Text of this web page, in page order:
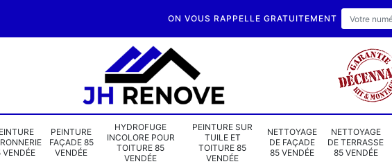
ON VOUS RAPPELLE GRATUITEMENT
VENDÉE
PEINTURE
FAÇADE 85
VENDÉE
HYDROFUGE
INCOLORE POUR
TOITURE 85
VENDÉE
PEINTURE SUR
TUILE ET
TOITURE 85
VENDÉE
NETTOYAGE
DE FAÇADE
85 VENDÉE
NETTOYAGE
DE TERRASSE
85 VENDÉE